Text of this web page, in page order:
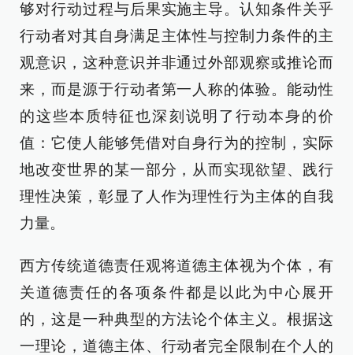
够对行动过程与后果实施主导。认知条件关乎
行动者对其自身满足主体性与控制力条件的主
观意识，这种意识并非通过外部观察或推论而
来，而是源于行动者第一人称的体验。能动性
的这些本质特征也深刻说明了行动本身的价
值：它使人能够凭借对自身行为的控制，实际
地改变世界的某一部分，从而实现欲望、践行
理性决策，彰显了人作为理性行为主体的自我
力量。
西方传统道德责任观将道德主体视为个体，有
关道德责任的各项条件都是以此为中心展开
的，这是一种典型的方法论个体主义。根据这
一理论，道德主体、行动者完全限制在个人的